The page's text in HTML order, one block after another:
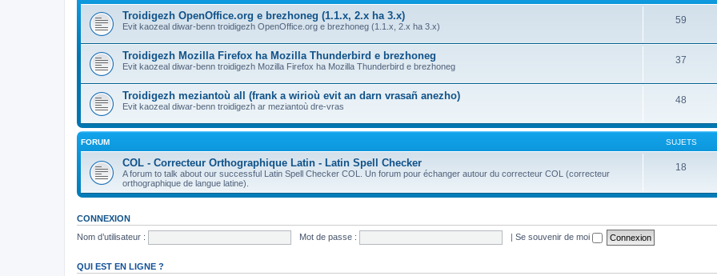
Troidigezh OpenOffice.org e brezhoneg (1.1.x, 2.x ha 3.x)
Evit kaozeal diwar-benn troidigezh OpenOffice.org e brezhoneg (1.1.x, 2.x ha 3.x)
59
Troidigezh Mozilla Firefox ha Mozilla Thunderbird e brezhoneg
Evit kaozeal diwar-benn troidigezh Mozilla Firefox ha Mozilla Thunderbird e brezhoneg
37
Troidigezh meziantoù all (frank a wirioù evit an darn vrasañ anezho)
Evit kaozeal diwar-benn troidigezh ar meziantoù dre-vras
48
FORUM SUJETS
COL - Correcteur Orthographique Latin - Latin Spell Checker
A forum to talk about our successful Latin Spell Checker COL. Un forum pour échanger autour du correcteur COL (correcteur
orthographique de langue latine).
18
CONNEXION
Nom d’utilisateur :
Mot de passe : | Se souvenir de moi
QUI EST EN LIGNE ?